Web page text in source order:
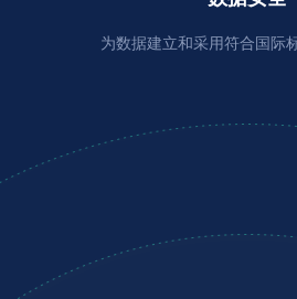
为数据建立和采用符合国际